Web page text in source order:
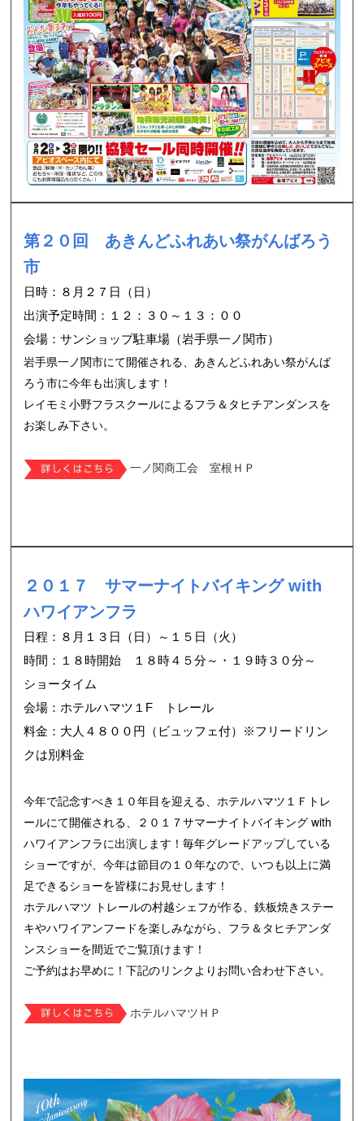
第２０回 あきんどふれあい祭がんばろう
市
日時：８月２７日（日）
出演予定時間：１２：３０～１３：００
会場：サンショップ駐車場（岩手県一ノ関市）
岩手県一ノ関市にて開催される、あきんどふれあい祭がんば
ろう市に今年も出演します！
レイモミ小野フラスクールによるフラ＆タヒチアンダンスを
お楽しみ下さい。
一ノ関商工会 室根ＨＰ
２０１７ サマーナイトバイキング with
ハワイアンフラ
日程： ８月１３日（日）～１５日（火）
時間：１８時開始 １８時４５分～・１９時３０分～
ショータイム
会場：ホテルハマツ１F トレール
料金：大人４８００円（ビュッフェ付）※フリードリン
クは別料金
今年で記念すべき１０年目を迎える、ホテルハマツ１Ｆトレ
ールにて開催される、２０１７サマーナイトバイキング with
ハワイアンフラに出演します！毎年グレードアップしている
ショーですが、今年は節目の１０年なので、いつも以上に満
足できるショーを皆様にお見せします！
ホテルハマツ トレールの村越シェフが作る、鉄板焼きステー
キやハワイアンフードを楽しみながら、フラ＆タヒチアンダ
ンスショーを間近でご覧頂けます！
ご予約はお早めに！下記のリンクよりお問い合わせ下さい。
ホテルハマツＨＰ